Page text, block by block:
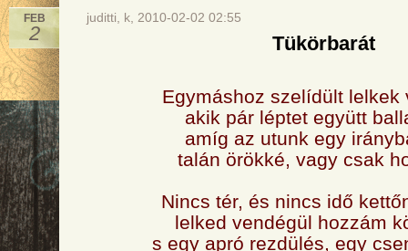
FEB
2
juditti, k, 2010-02-02 02:55
Tükörbarát
Egymáshoz szelídült lelkek
akik pár léptet együtt
amíg az utunk egy
talán örökké, vagy csak
Nincs tér, és nincs idő
lelked vendégül hozzám
s egy apró rezdülés, egy